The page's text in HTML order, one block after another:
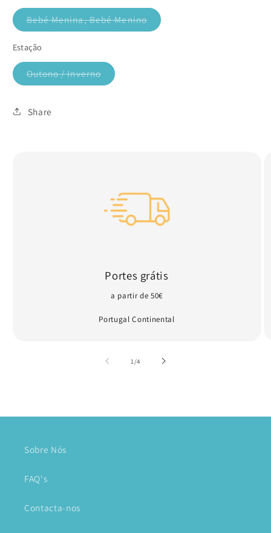
Bebé Menina, Bebé Menino
Estação
Outono / Inverno
Share
Portes grátis
a partir de 50€
Portugal Continental
1 /de
4
Sobre Nós
FAQ's
Contacta-nos